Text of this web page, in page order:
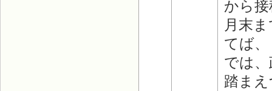
から
月末
てば
では
踏ま